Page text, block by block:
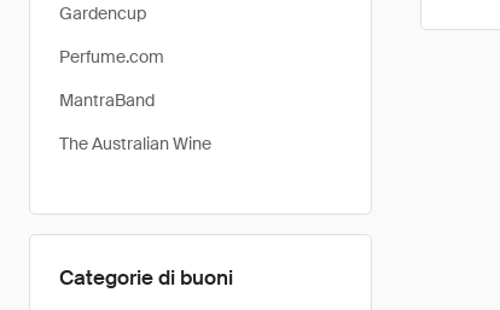
Gardencup
Perfume.com
MantraBand
The Australian Wine
Categorie di buoni